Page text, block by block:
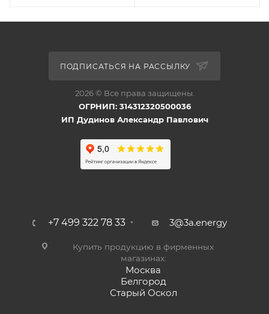
ПОДПИСАТЬСЯ НА РАССЫЛКУ
2026 © Все права защищены.
ОГРНИП: 314312320500036
ИП Дудинов Александр Павлович
+7 499 322 78 33 3@3a.energy
Купить продукцию в фирменных
магазинах:
Москва
Белгород
Старый Оскол